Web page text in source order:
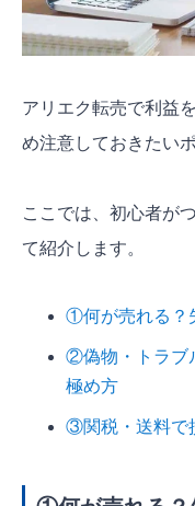
アリエク転売で利益
め注意しておきたい
ここでは、初心者が
て紹介します。
①何が売れる？
②偽物・トラブ
極め方
③関税・送料で